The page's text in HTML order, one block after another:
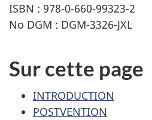
ISBN : 978-0-660-99323-2
No DGM : DGM-3326-JXL
Sur cette page
INTRODUCTION
POSTVENTION